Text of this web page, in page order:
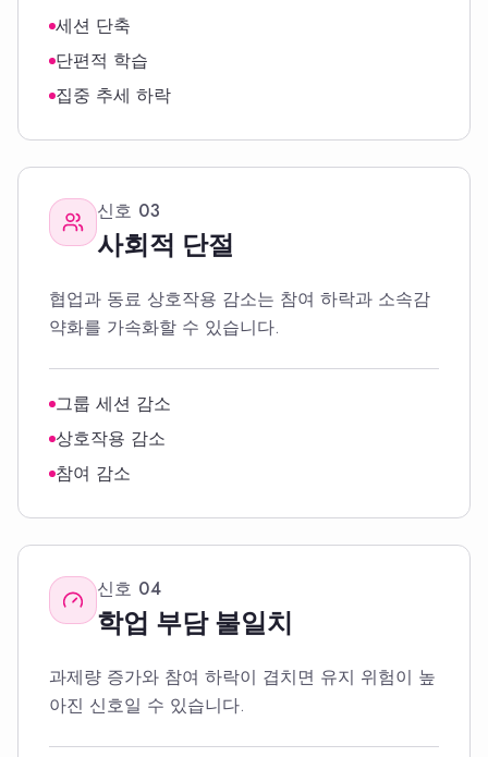
세션 단축
단편적 학습
집중 추세 하락
신호 03
사회적 단절
협업과 동료 상호작용 감소는 참여 하락과 소속감
약화를 가속화할 수 있습니다.
그룹 세션 감소
상호작용 감소
참여 감소
신호 04
학업 부담 불일치
과제량 증가와 참여 하락이 겹치면 유지 위험이 높
아진 신호일 수 있습니다.